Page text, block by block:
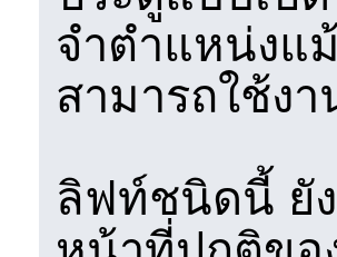
จำตำแหน่งแ
สามารถใช้งา
ลิฟท์ชนิดนี้ ยั